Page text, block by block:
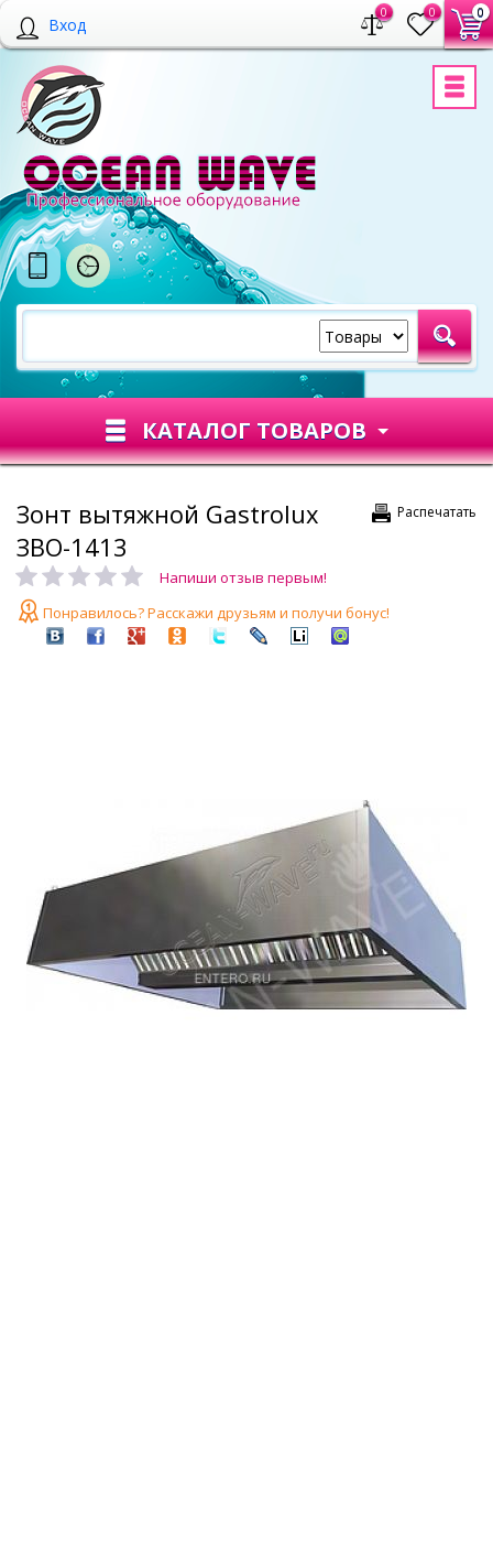
Вход
0 0 0
КАТАЛОГ ТОВАРОВ
Распечатать
Зонт вытяжной Gastrolux
ЗВО-1413
Напиши отзыв первым!
Понравилось? Расскажи друзьям и получи бонус!